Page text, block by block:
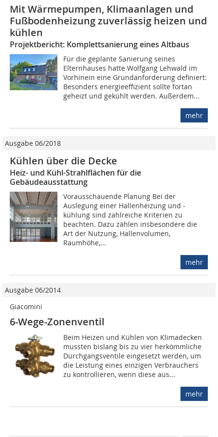
Mit Wärmepumpen, Klimaanlagen und
Fußbodenheizung zuverlässig heizen und
kühlen
Projektbericht: Komplettsanierung eines Altbaus
Für die geplante Sanierung seines
Elternhauses hatte Wolfgang Lehwald im
Vorhinein eine Grundanforderung definiert:
Besonders energieeffizient sollte fortan
geheizt und gekühlt werden. Außerdem...
mehr
Ausgabe 06/2018
Kühlen über die Decke
Heiz- und Kühl-Strahlflächen für die
Gebäudeausstattung
Vorausschauende Planung Bei der
Auslegung einer Hallenheizung und -
kühlung sind zahlreiche Kriterien zu
beachten. Dazu zählen insbesondere die
Art der Nutzung, Hallenvolumen,
Raumhöhe,...
mehr
Ausgabe 06/2014
Giacomini
6-Wege-Zonenventil
Beim Heizen und Kühlen von Klimadecken
mussten bislang bis zu vier herkömmliche
Durchgangsventile eingesetzt werden, um
die Leistung eines einzigen Verbrauchers
zu kon­trollieren, wenn diese aus...
mehr